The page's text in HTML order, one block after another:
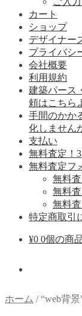
カート
ショップ
デザイナー
プライバシ
会社概要
利用規約
建築パース
頼はこちら
手間のかか
化しません
支払い
無料査定！
無料査定フ
無料
無料
無料
特定商取引
¥0 0個の商
ホーム /“web背